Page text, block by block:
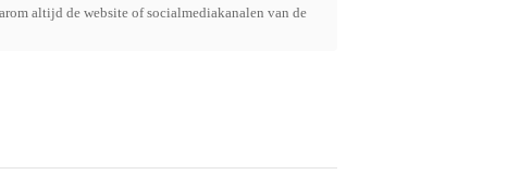
altijd de website of socialmediakanalen van de